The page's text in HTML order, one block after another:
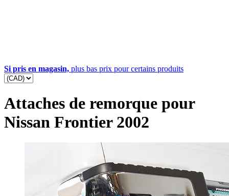
Si pris en magasin, plus bas prix pour certains produits
Attaches de remorque pour
Nissan Frontier 2002